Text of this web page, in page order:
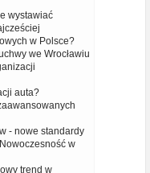
wystawiać
w Polsce?
we Wrocławiu
auta?
- nowe standardy
w
trend w